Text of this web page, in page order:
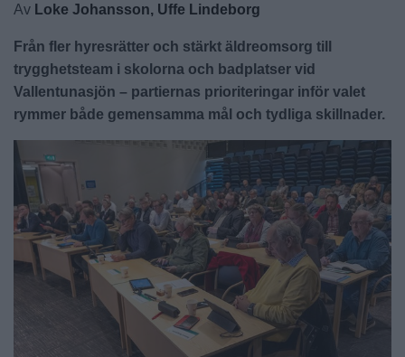
Av Loke Johansson, Uffe Lindeborg
Från fler hyresrätter och stärkt äldreomsorg till
trygghetsteam i skolorna och badplatser vid
Vallentunasjön – partiernas prioriteringar inför valet
rymmer både gemensamma mål och tydliga skillnader.